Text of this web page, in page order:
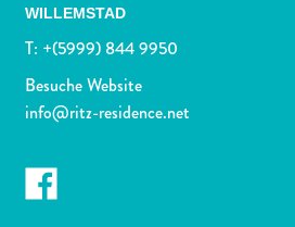
WILLEMSTAD
T: +(5999) 844 9950
Besuche Website
info@ritz-residence.net